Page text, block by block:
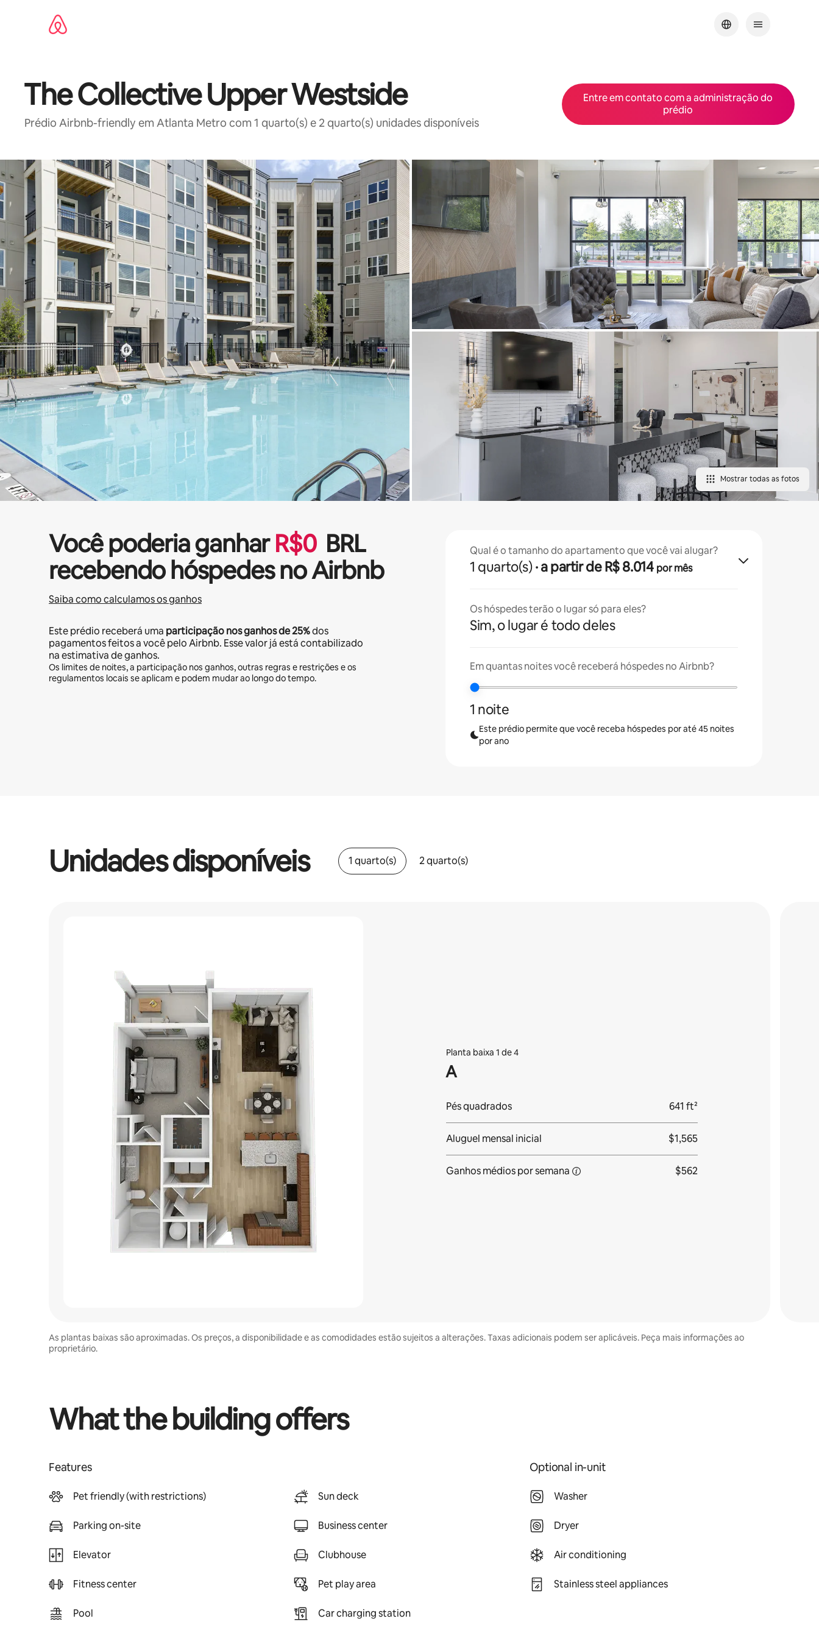
The Collective Upper Westside
Prédio Airbnb-friendly em Atlanta Metro com 1 quarto(s) e 2 quarto(s) unidades disponíveis
Entre em contato com a administração do
prédio
Mostrar todas as fotos
Você poderia ganhar R$0 BRL
recebendo hóspedes no Airbnb
Saiba como calculamos os ganhos
Este prédio receberá uma participação nos ganhos de25%dos
pagamentos feitos a você pelo Airbnb. Esse valor já está contabilizado
na estimativa de ganhos.
Os limites de noites, a participação nos ganhos, outras regras e restrições e os
regulamentos locais se aplicam e podem mudar ao longo do tempo.
Qual é o tamanho do apartamento que você vai alugar?
1 quarto(s) · a partir de R$ 8.014 por mês
Os hóspedes terão o lugar só para eles?
Sim, o lugar é todo deles
Em quantas noites você receberá hóspedes no Airbnb?
1 noite
Este prédio permite que você receba hóspedes por até 45 noites
por ano
Unidades disponíveis 1 quarto(s) 2 quarto(s)
Planta baixa 1 de 4
A
Pés quadrados 641 ft²
Aluguel mensal inicial $1,565
Ganhos médios por semana $562
As plantas baixas são aproximadas. Os preços, a disponibilidade e as comodidades estão sujeitos a alterações. Taxas adicionais podem ser aplicáveis. Peça mais informações ao
proprietário.
What the building offers
Features
Pet friendly (with restrictions)
Parking on-site
Elevator
Fitness center
Pool
Sun deck
Business center
Clubhouse
Pet play area
Car charging station
Optional in-unit
Washer
Dryer
Air conditioning
Stainless steel appliances